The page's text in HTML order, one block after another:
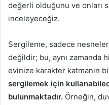
değerli olduğunu ve onları
inceleyeceğiz.
Sergileme, sadece
değildir; bu, aynı zamanda
evinize karakter katmanın
sergilemek için
bulunmaktadır. Örneğin,